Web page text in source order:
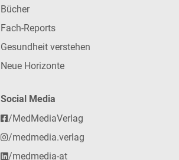
Bücher
Fach-Reports
Gesundheit verstehen
Neue Horizonte
Social Media
/MedMediaVerlag
/medmedia.verlag
/medmedia-at